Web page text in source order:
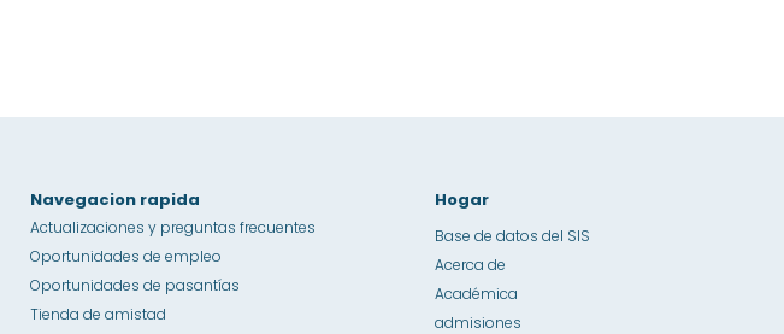
Navegacion rapida
Actualizaciones y preguntas frecuentes
Oportunidades de empleo
Oportunidades de pasantías
Tienda de amistad
Hogar
Base de datos del SIS
Acerca de
Académica
admisiones